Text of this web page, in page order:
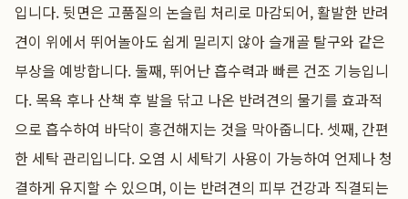
입니다. 뒷면은 고품질의 논슬립 처리로 마감되어, 활발한 반려
견이 위에서 뛰어놀아도 쉽게 밀리지 않아 슬개골 탈구와 같은
부상을 예방합니다. 둘째, 뛰어난 흡수력과 빠른 건조 기능입니
다. 목욕 후나 산책 후 발을 닦고 나온 반려견의 물기를 효과적
으로 흡수하여 바닥이 흥건해지는 것을 막아줍니다. 셋째, 간편
한 세탁 관리입니다. 오염 시 세탁기 사용이 가능하여 언제나 청
결하게 유지할 수 있으며, 이는 반려견의 피부 건강과 직결되는